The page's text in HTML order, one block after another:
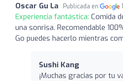
Oscar Gu La Publicada en
Experiencia fantástica: Comida
una sonrisa. Recomendable
Go puedes hacerlo mientras
Sushi Kang
¡Muchas gracias por tu